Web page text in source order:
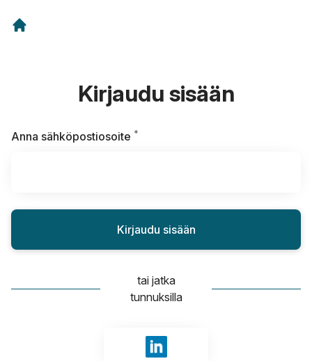
Kirjaudu sisään
Anna sähköpostiosoite *
Kirjaudu sisään
tai jatka
tunnuksilla
Kirjaudu sisään tunnuksilla